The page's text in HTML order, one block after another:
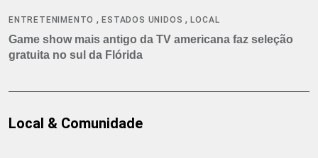
ENTRETENIMENTO ,ESTADOS UNIDOS ,LOCAL
Game show mais antigo da TV americana faz seleção
gratuita no sul da Flórida
Local & Comunidade